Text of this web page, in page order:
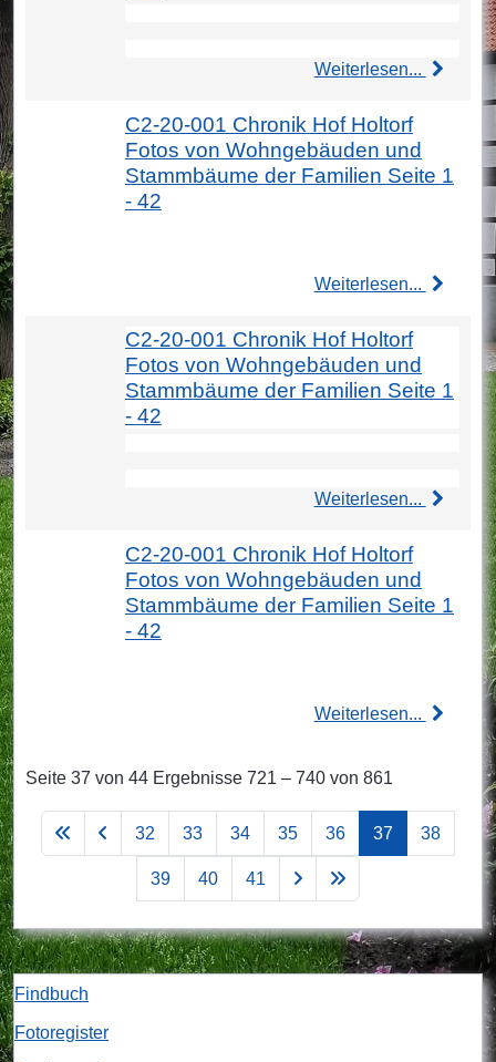
Weiterlesen...
C2-20-001 Chronik Hof Holtorf
Fotos von Wohngebäuden und
Stammbäume der Familien Seite 1
- 42
Weiterlesen...
C2-20-001 Chronik Hof Holtorf
Fotos von Wohngebäuden und
Stammbäume der Familien Seite 1
- 42
Weiterlesen...
C2-20-001 Chronik Hof Holtorf
Fotos von Wohngebäuden und
Stammbäume der Familien Seite 1
- 42
Weiterlesen...
Seite 37 von 44 Ergebnisse 721 – 740 von 861
32 33 34 35 36 37 38
39 40 41
Findbuch
Fotoregister